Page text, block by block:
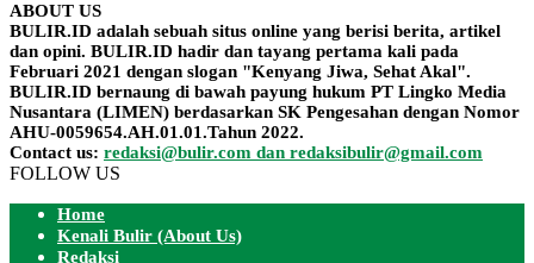
ABOUT US
BULIR.ID adalah sebuah situs online yang berisi berita, artikel
dan opini. BULIR.ID hadir dan tayang pertama kali pada
Februari 2021 dengan slogan "Kenyang Jiwa, Sehat Akal".
BULIR.ID bernaung di bawah payung hukum PT Lingko Media
Nusantara (LIMEN) berdasarkan SK Pengesahan dengan Nomor
AHU-0059654.AH.01.01.Tahun 2022.
Contact us: redaksi@bulir.com dan redaksibulir@gmail.com
FOLLOW US
Home
Kenali Bulir (About Us)
Redaksi